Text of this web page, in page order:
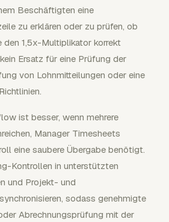
Beschäftigten eine
zu erklären oder zu prüfen, ob
den 1,5x-Multiplikator korrekt
Ersatz für eine Prüfung der
von Lohnmitteilungen oder eine
ist besser, wenn mehrere
Manager Timesheets
eine saubere Übergabe benötigt.
Kontrollen in unterstützten
und Projekt- und
sodass genehmigte
Abrechnungsprüfung mit der